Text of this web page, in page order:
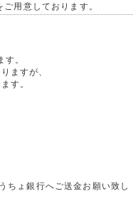
用意しております。
。
ますが、
す。
ちょ銀行へご送金お願い致し